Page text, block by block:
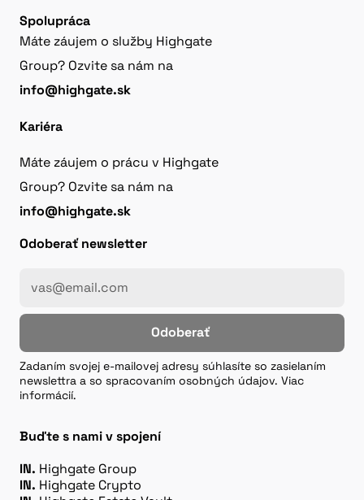
Spolupráca
Máte záujem o služby Highgate
Group? Ozvite sa nám na
info@highgate.sk
Kariéra
Máte záujem o prácu v Highgate
Group? Ozvite sa nám na
info@highgate.sk
Odoberať newsletter
Odoberať
Zadaním svojej e-mailovej adresy súhlasíte so zasielaním
newslettra a so spracovaním osobných údajov. Viac
informácií.
Buďte s nami v spojení
IN. Highgate Group
IN. Highgate Crypto